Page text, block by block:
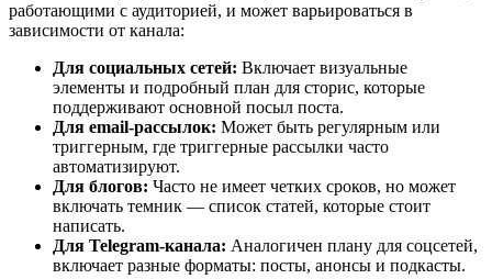
работающими с аудиторией, и может варьироваться в
зависимости от канала:
Для социальных сетей: Включает визуальные
элементы и подробный план для сторис, которые
поддерживают основной посыл поста.
Для email-рассылок: Может быть регулярным или
триггерным, где триггерные рассылки часто
автоматизируют.
Для блогов: Часто не имеет четких сроков, но может
включать темник — список статей, которые стоит
написать.
Для Telegram-канала: Аналогичен плану для соцсетей,
включает разные форматы: посты, анонсы и подкасты.